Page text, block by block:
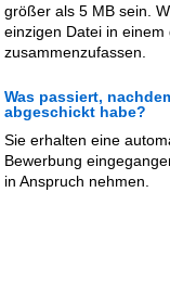
größer als 5 MB sein.
einzigen Datei in
zusammenzufassen.
Was passiert,
abgeschickt habe?
Sie erhalten eine
Bewerbung
in Anspruch nehmen.